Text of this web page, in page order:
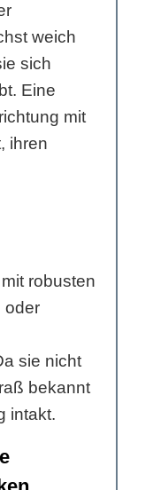
weich
sich
Eine
mit
ihren
robusten
oder
sie nicht
bekannt
intakt.